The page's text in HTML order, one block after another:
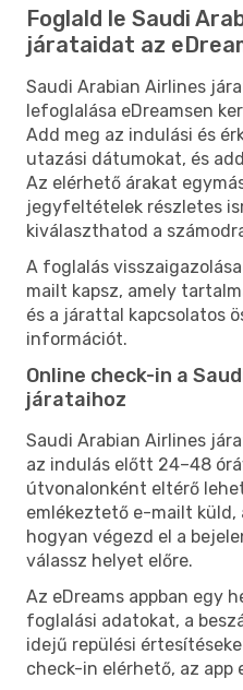
Foglald le Saudi
járataidat az
Saudi Arabian Airlines
lefoglalása eDreamsen
Add meg az indulási és
utazási dátumokat, és
Az elérhető árakat
jegyfeltételek részletes
kiválaszthatod a
A foglalás
mailt kapsz, amely
és a járattal kapcsolatos
információt.
Online check-in a
járataihoz
Saudi Arabian Airlines
az indulás előtt 24–48
útvonalonként eltérő
emlékeztető e-mailt
hogyan végezd el a
válassz helyet előre.
Az eDreams appban egy
foglalási adatokat, a
idejű repülési
check-in elérhető, az app